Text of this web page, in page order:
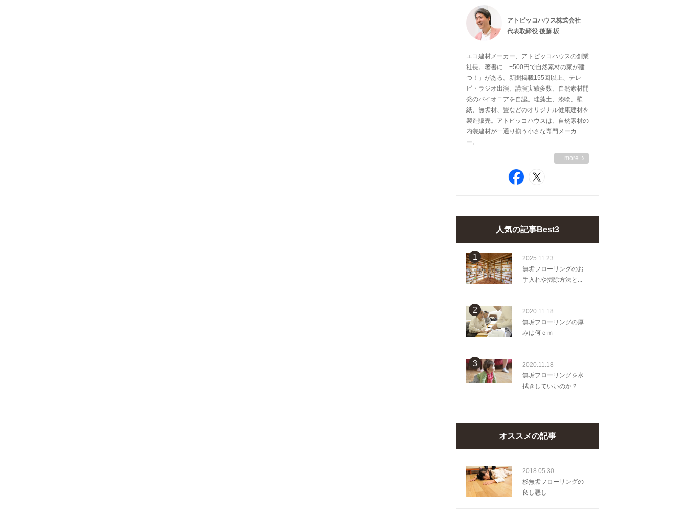
アトピッコハウス株式会社
代表取締役 後藤 坂
エコ建材メーカー、アトピッコハウスの創業
社長。著書に「+500円で自然素材の家が建
つ！」がある。新聞掲載155回以上、テレ
ビ・ラジオ出演、講演実績多数、自然素材開
発のパイオニアを自認。珪藻土、漆喰、壁
紙、無垢材、畳などのオリジナル健康建材を
製造販売。アトピッコハウスは、自然素材の
内装建材が一通り揃う小さな専門メーカ
ー。...
more
人気の記事Best3
1
2025.11.23
無垢フローリングのお
手入れや掃除方法と...
2
2020.11.18
無垢フローリングの厚
みは何ｃｍ
3
2020.11.18
無垢フローリングを水
拭きしていいのか？
オススメの記事
2018.05.30
杉無垢フローリングの
良し悪し